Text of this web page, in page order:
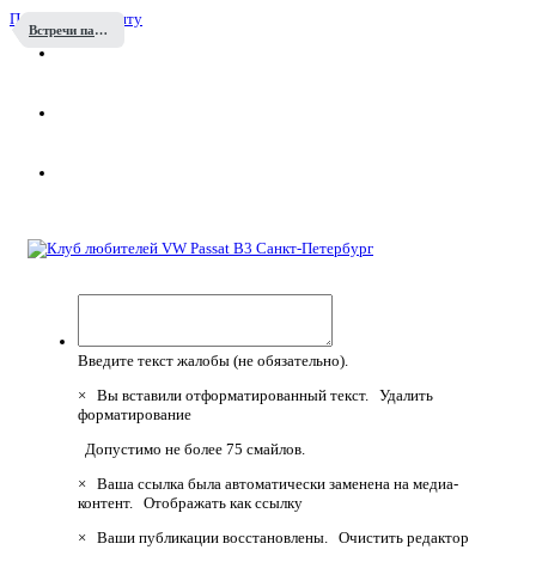
Перейти к контенту
Встречи пассатоводов
Введите текст жалобы (не обязательно).
× Вы вставили отформатированный текст. Удалить
форматирование
Допустимо не более 75 смайлов.
× Ваша ссылка была автоматически заменена на медиа-
контент. Отображать как ссылку
× Ваши публикации восстановлены. Очистить редактор